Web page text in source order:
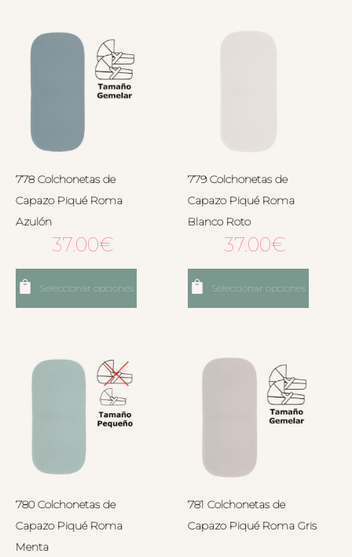
778 Colchonetas de
Capazo Piqué Roma
Azulón
37.00€
Seleccionar opciones
779 Colchonetas de
Capazo Piqué Roma
Blanco Roto
37.00€
Seleccionar opciones
780 Colchonetas de
Capazo Piqué Roma
Menta
781 Colchonetas de
Capazo Piqué Roma Gris